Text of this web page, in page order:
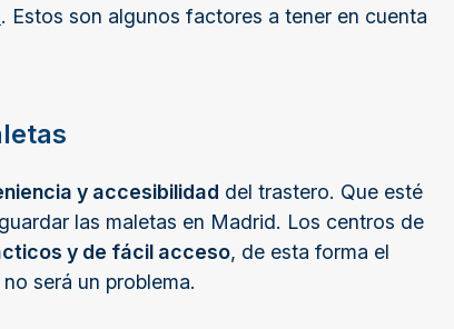
. Estos son algunos factores a tener en cuenta
y accesibilidad del trastero. Que esté
las maletas en Madrid. Los centros de
y de fácil acceso, de esta forma el
será un problema.